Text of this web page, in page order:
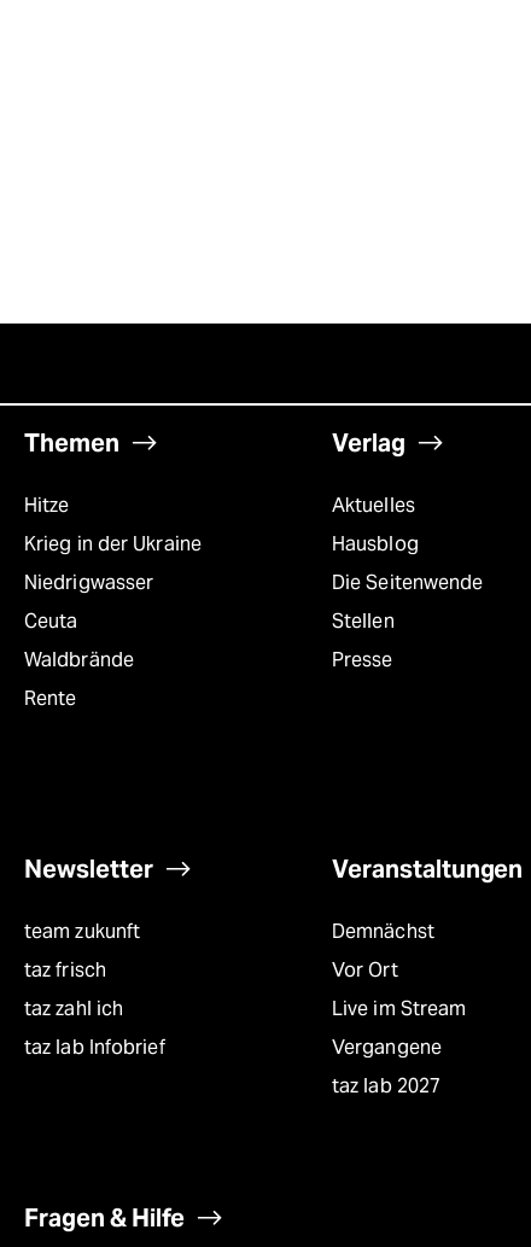
Themen
Hitze
Krieg in der Ukraine
Niedrigwasser
Ceuta
Waldbrände
Rente
Verlag
Aktuelles
Hausblog
Die Seitenwende
Stellen
Presse
Newsletter
team zukunft
taz frisch
taz zahl ich
taz lab Infobrief
Veranstaltungen
Demnächst
Vor Ort
Live im Stream
Vergangene
taz lab 2027
Fragen & Hilfe